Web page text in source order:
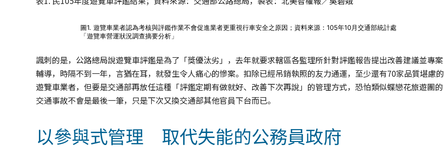
圖1. 遊覽車業者認為考核與評鑑作業不會促進業者更重視行車安全之原因；資料來源：105年10月交通部統計處
「遊覽車營運狀況調查摘要分析」
諷刺的是，公路總局說遊覽車評鑑是為了「獎優汰劣」，去年就要求轄區各監理所針對評鑑報告提出改善建議並專案
輔導，時隔不到一年，言猶在耳，就發生令人痛心的慘案。扣除已經吊銷執照的友力通運，至少還有70家品質堪慮的
遊覽車業者，但要是交通部再放任這種「評鑑定期有做就好、改善下次再說」的管理方式，恐怕類似蝶戀花旅遊團的
交通事故不會是最後一筆，只是下次又換交通部其他官員下台而已。
以參與式管理 取代失能的公務員政府